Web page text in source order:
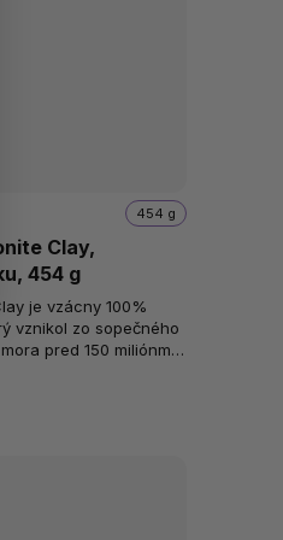
Clay,
454 g
454 g
je vzácny 100%
vznikol zo sopečného
pred 150 miliónmi